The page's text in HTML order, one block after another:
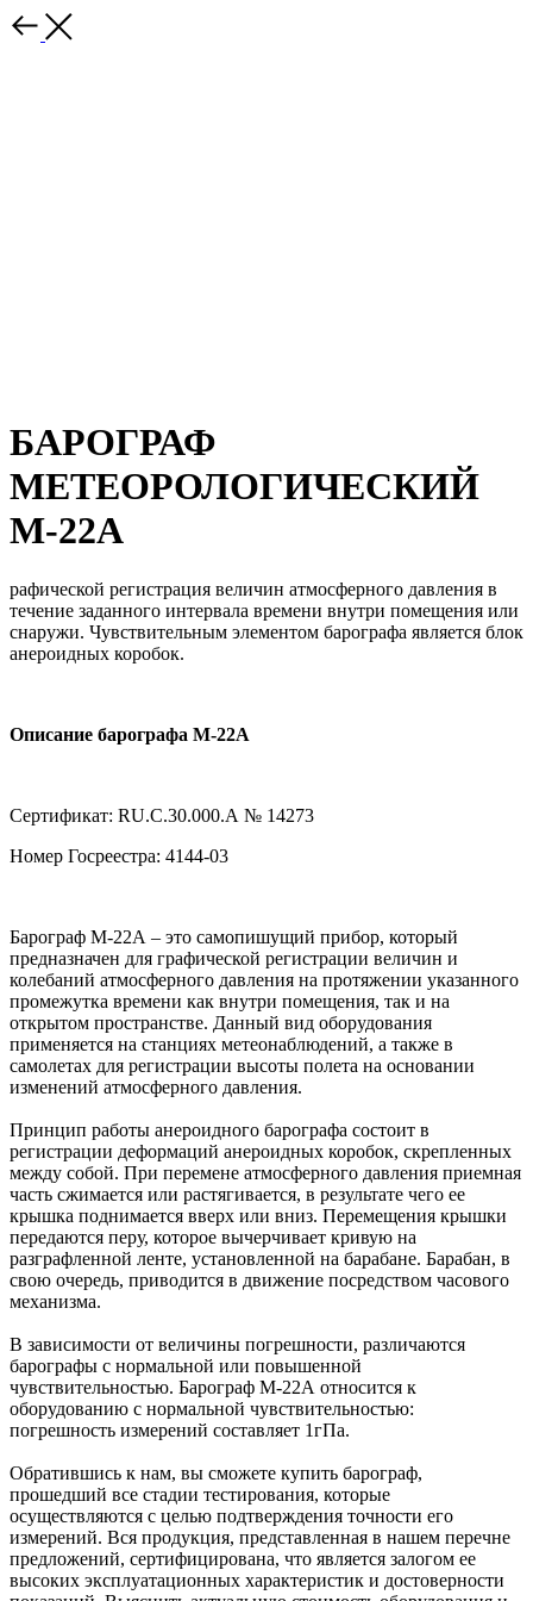
БАРОГРАФ
МЕТЕОРОЛОГИЧЕСКИЙ
М-22А
рафической регистрация величин атмосферного давления в
течение заданного интервала времени внутри помещения или
снаружи. Чувствительным элементом барографа является блок
анероидных коробок.
Описание барографа М-22А
Сертификат: RU.С.30.000.А № 14273
Номер Госреестра: 4144-03
Барограф М-22А – это самопишущий прибор, который
предназначен для графической регистрации величин и
колебаний атмосферного давления на протяжении указанного
промежутка времени как внутри помещения, так и на
открытом пространстве. Данный вид оборудования
применяется на станциях метеонаблюдений, а также в
самолетах для регистрации высоты полета на основании
изменений атмосферного давления.
Принцип работы анероидного барографа состоит в
регистрации деформаций анероидных коробок, скрепленных
между собой. При перемене атмосферного давления приемная
часть сжимается или растягивается, в результате чего ее
крышка поднимается вверх или вниз. Перемещения крышки
передаются перу, которое вычерчивает кривую на
разграфленной ленте, установленной на барабане. Барабан, в
свою очередь, приводится в движение посредством часового
механизма.
В зависимости от величины погрешности, различаются
барографы с нормальной или повышенной
чувствительностью. Барограф М-22А относится к
оборудованию с нормальной чувствительностью:
погрешность измерений составляет 1гПа.
Обратившись к нам, вы сможете купить барограф,
прошедший все стадии тестирования, которые
осуществляются с целью подтверждения точности его
измерений. Вся продукция, представленная в нашем перечне
предложений, сертифицирована, что является залогом ее
высоких эксплуатационных характеристик и достоверности